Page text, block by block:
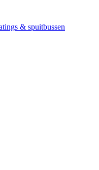
& spuitbussen